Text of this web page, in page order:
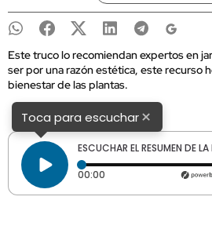
Este truco lo recomiendan expertos en
ser por una razón estética, este recurso
bienestar de las plantas.
Toca para escuchar×
ESCUCHAR EL RESUMEN DE
00:00 Tiempo transcurrido: